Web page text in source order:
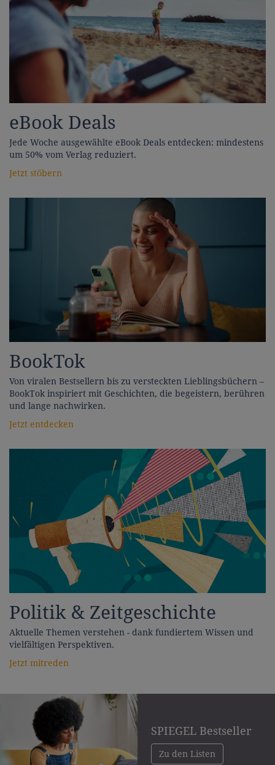
eBook Deals
Jede Woche ausgewählte eBook Deals entdecken: mindestens
um 50% vom Verlag reduziert.
Jetzt stöbern
BookTok
Von viralen Bestsellern bis zu versteckten Lieblingsbüchern –
BookTok inspiriert mit Geschichten, die begeistern, berühren
und lange nachwirken.
Jetzt entdecken
Politik & Zeitgeschichte
Aktuelle Themen verstehen - dank fundiertem Wissen und
vielfältigen Perspektiven.
Jetzt mitreden
SPIEGEL Bestseller
Zu den Listen